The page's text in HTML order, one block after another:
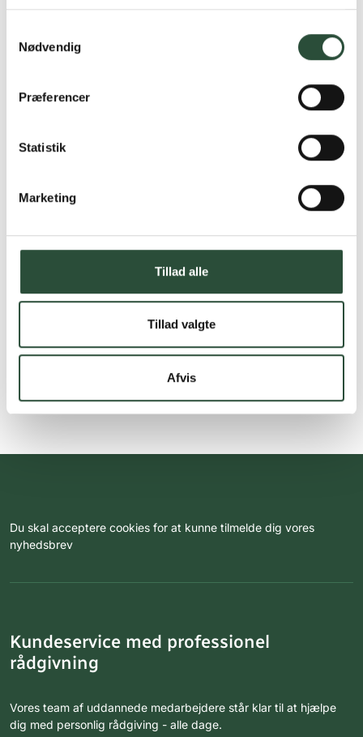
Nødvendig
Præferencer
Statistik
Marketing
Tillad alle
Tillad valgte
Afvis
Du skal acceptere cookies for at kunne tilmelde dig vores
nyhedsbrev
Kundeservice med professionel
rådgivning
Vores team af uddannede medarbejdere står klar til at hjælpe
dig med personlig rådgiving - alle dage.